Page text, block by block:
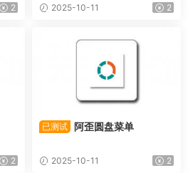
2 2025-10-11 2
2
已测试 阿歪圆盘菜单
2025-10-11 2